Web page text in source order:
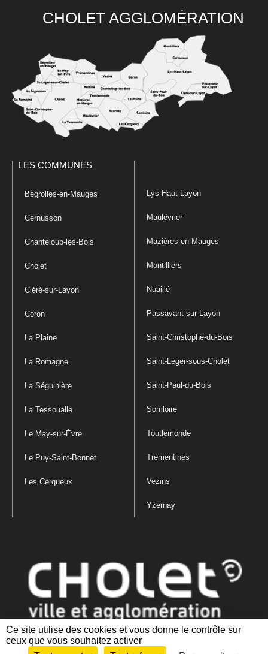
Ce site utilise des cookies et vous donne le contrôle sur
ceux que vous souhaitez activer
CHOLET AGGLOMÉRATION
LES COMMUNES
Bégrolles-en-Mauges
Cernusson
Chanteloup-les-Bois
Cholet
Cléré-sur-Layon
Coron
La Plaine
La Romagne
La Séguinière
La Tessoualle
Le May-sur-Èvre
Le Puy-Saint-Bonnet
Les Cerqueux
Lys-Haut-Layon
Maulévrier
Mazières-en-Mauges
Montilliers
Nuaillé
Passavant-sur-Layon
Saint-Christophe-du-Bois
Saint-Léger-sous-Cholet
Saint-Paul-du-Bois
Somloire
Toutlemonde
Trémentines
Vezins
Yzernay
Mentions légales|Politique de confidentialité